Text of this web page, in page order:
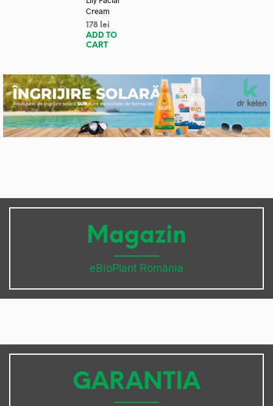
Cream
178 lei
ADD TO
CART
Magazin
eBioPlant România
GARANTIA